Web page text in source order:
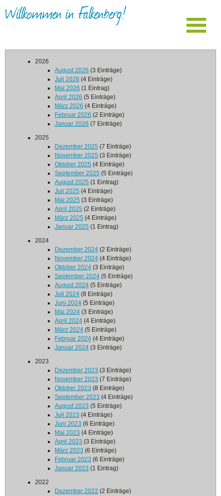
Willkommen in Falkenberg!
2026
August 2026 (3 Einträge)
Juli 2026 (4 Einträge)
Mai 2026 (1 Eintrag)
April 2026 (5 Einträge)
März 2026 (4 Einträge)
Februar 2026 (2 Einträge)
Januar 2026 (7 Einträge)
2025
Dezember 2025 (7 Einträge)
November 2025 (3 Einträge)
Oktober 2025 (4 Einträge)
September 2025 (5 Einträge)
August 2025 (1 Eintrag)
Juli 2025 (4 Einträge)
Mai 2025 (3 Einträge)
April 2025 (2 Einträge)
März 2025 (4 Einträge)
Januar 2025 (1 Eintrag)
2024
Dezember 2024 (2 Einträge)
November 2024 (4 Einträge)
Oktober 2024 (3 Einträge)
September 2024 (5 Einträge)
August 2024 (5 Einträge)
Juli 2024 (8 Einträge)
Juni 2024 (5 Einträge)
Mai 2024 (3 Einträge)
April 2024 (4 Einträge)
März 2024 (5 Einträge)
Februar 2024 (4 Einträge)
Januar 2024 (3 Einträge)
2023
Dezember 2023 (3 Einträge)
November 2023 (7 Einträge)
Oktober 2023 (8 Einträge)
September 2023 (4 Einträge)
August 2023 (5 Einträge)
Juli 2023 (4 Einträge)
Juni 2023 (6 Einträge)
Mai 2023 (4 Einträge)
April 2023 (3 Einträge)
März 2023 (6 Einträge)
Februar 2023 (6 Einträge)
Januar 2023 (1 Eintrag)
2022
Dezember 2022 (2 Einträge)